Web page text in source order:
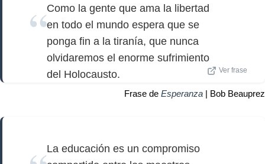
Como la gente que ama la libertad
en todo el mundo espera que se
ponga fin a la tiranía, que nunca
olvidaremos el enorme sufrimiento
del Holocausto.
Ver frase
Frase de Esperanza | Bob Beauprez
La educación es un compromiso